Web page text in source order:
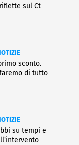
sul Ct
sconto.
di tutto
su tempi e